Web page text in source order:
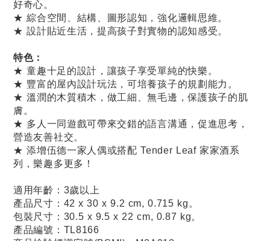
好奇心。
★ 綜合空間、結構、圖形認知，強化邏輯思維。
★ 設計貼近生活，提高孩子對實物的認知感受。
特色：
★ 童趣十足的設計，讓孩子享受單純的快樂。
★ 豐富的屋內設計玩法，可培養孩子的規劃能力。
★ 溫潤的木質積木，做工細、無毛邊，保護孩子的肌
膚。
★ 多人一同遊戲可帶來交錯的語言溝通，促進思考，
營造友善社交。
★ 添增伍德一家人偶或搭配 Tender Leaf 家家酒系
列，樂趣多更多！
適用年齡：3歲以上
產品尺寸：42 x 30 x 9.2 cm, 0.715 kg。
包裝尺寸：30.5 x 9.5 x 22 cm, 0.87 kg。
產品編號：TL8166